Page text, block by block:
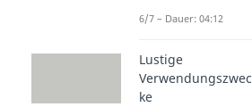
6/7 – Dauer: 04:12
Lustige
Verwendungszwec
ke